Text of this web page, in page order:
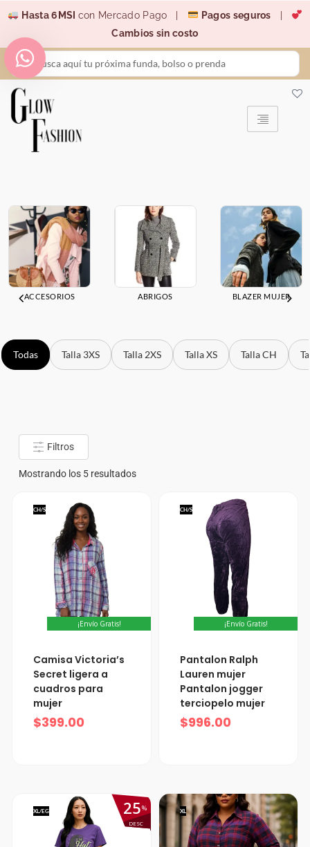
contenido
Hasta 6MSI con Mercado Pago | Pagos seguros
Cambios sin costo
Search
...
ACCESORIOS ABRIGOS BLAZER MUJER
Todas Talla 3XS Talla 2XS Talla XS Talla CH
Filtros
Mostrando los 5 resultados
CH/S
¡Envío Gratis!
Camisa Victoria’s
Secret ligera a
cuadros para
mujer
$399.00
CH/S
¡Envío Gratis!
Pantalon Ralph
Lauren mujer
Pantalon jogger
terciopelo mujer
$996.00
XL/EG %
DESC
25 XL